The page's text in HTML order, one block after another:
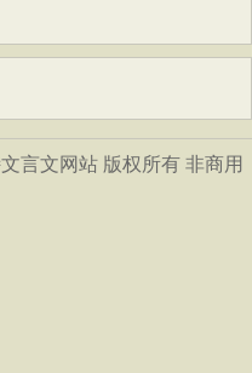
言文网站 版权所有 非商用